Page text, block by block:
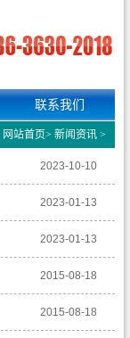
联系我们
网站首页> 新闻资讯 >
2023-10-10
2023-01-13
2023-01-13
2015-08-18
2015-08-18